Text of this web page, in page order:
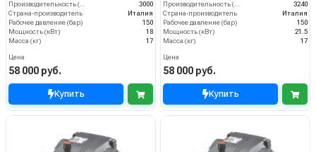
Производительность (л/ч)
3000
Страна-производитель
Италия
Рабочее давление (бар)
150
Мощность (кВт)
18
Масса (кг)
17
Цена
58 000 руб.
Купить
Производительность (л/ч)
3240
Страна-производитель
Италия
Рабочее давление (бар)
150
Мощность (кВт)
21.5
Масса (кг)
17
Цена
58 000 руб.
Купить